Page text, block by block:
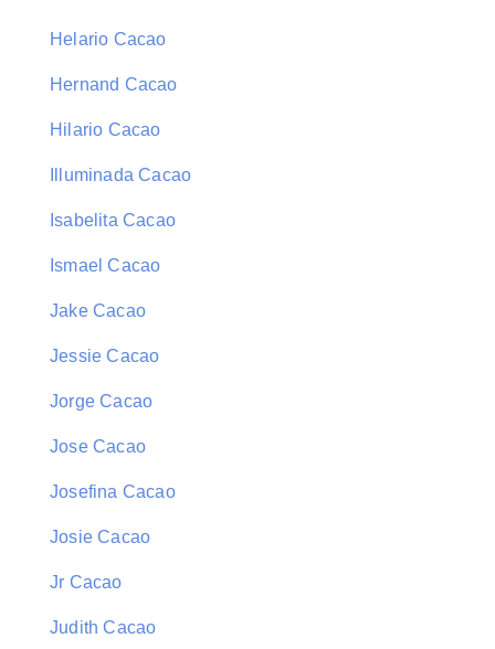
Helario Cacao
Hernand Cacao
Hilario Cacao
Illuminada Cacao
Isabelita Cacao
Ismael Cacao
Jake Cacao
Jessie Cacao
Jorge Cacao
Jose Cacao
Josefina Cacao
Josie Cacao
Jr Cacao
Judith Cacao